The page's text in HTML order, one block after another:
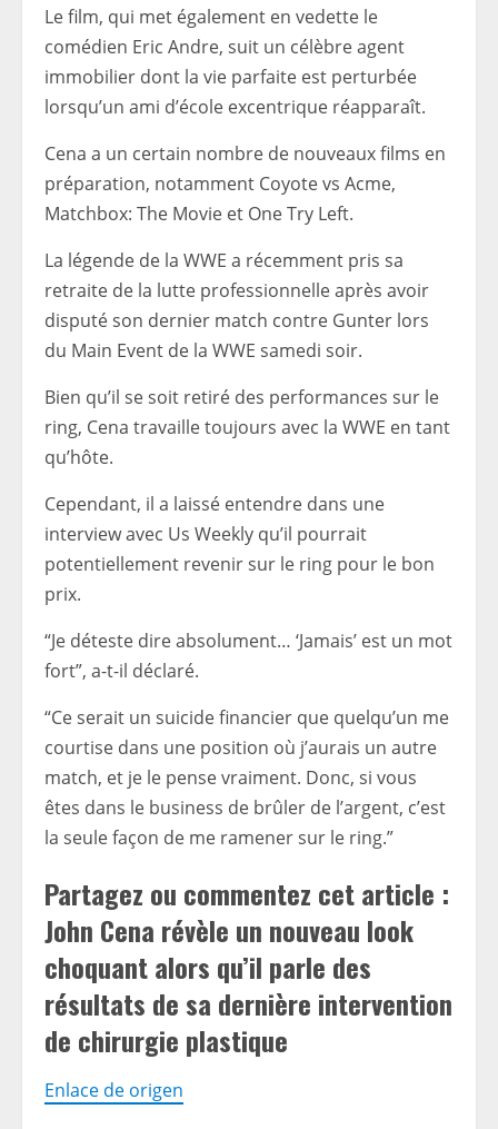
Le film, qui met également en vedette le
comédien Eric Andre, suit un célèbre agent
immobilier dont la vie parfaite est perturbée
lorsqu’un ami d’école excentrique réapparaît.
Cena a un certain nombre de nouveaux films en
préparation, notamment Coyote vs Acme,
Matchbox: The Movie et One Try Left.
La légende de la WWE a récemment pris sa
retraite de la lutte professionnelle après avoir
disputé son dernier match contre Gunter lors
du Main Event de la WWE samedi soir.
Bien qu’il se soit retiré des performances sur le
ring, Cena travaille toujours avec la WWE en tant
qu’hôte.
Cependant, il a laissé entendre dans une
interview avec Us Weekly qu’il pourrait
potentiellement revenir sur le ring pour le bon
prix.
“Je déteste dire absolument… ‘Jamais’ est un mot
fort”, a-t-il déclaré.
“Ce serait un suicide financier que quelqu’un me
courtise dans une position où j’aurais un autre
match, et je le pense vraiment. Donc, si vous
êtes dans le business de brûler de l’argent, c’est
la seule façon de me ramener sur le ring.”
Partagez ou commentez cet article :
John Cena révèle un nouveau look
choquant alors qu’il parle des
résultats de sa dernière intervention
de chirurgie plastique
Enlace de origen